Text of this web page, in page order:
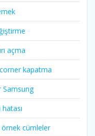
açma
kapatma
örnek cümleler